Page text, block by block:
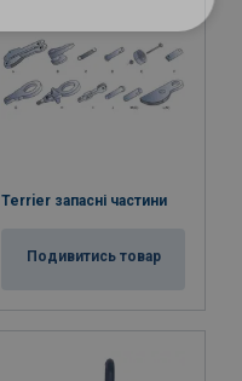
Terrier запасні частини
Подивитись товар